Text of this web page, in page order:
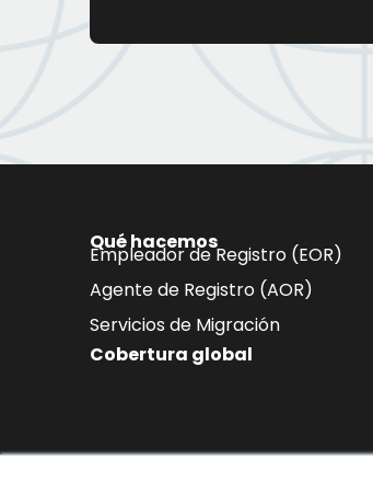
Qué hacemos
Empleador de Registro (EOR)
Agente de Registro (AOR)
Servicios de Migración
Cobertura global